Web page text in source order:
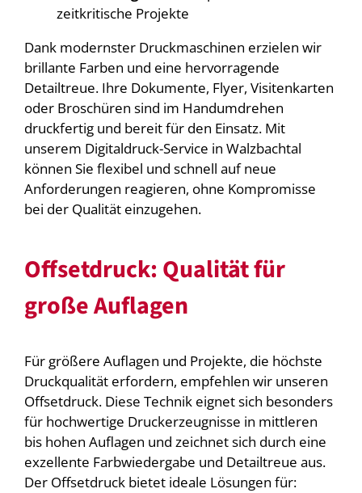
zeitkritische Projekte
Dank modernster Druckmaschinen erzielen wir
brillante Farben und eine hervorragende
Detailtreue. Ihre Dokumente, Flyer, Visitenkarten
oder Broschüren sind im Handumdrehen
druckfertig und bereit für den Einsatz. Mit
unserem Digitaldruck-Service in Walzbachtal
können Sie flexibel und schnell auf neue
Anforderungen reagieren, ohne Kompromisse
bei der Qualität einzugehen.
Offsetdruck: Qualität für
große Auflagen
Für größere Auflagen und Projekte, die höchste
Druckqualität erfordern, empfehlen wir unseren
Offsetdruck. Diese Technik eignet sich besonders
für hochwertige Druckerzeugnisse in mittleren
bis hohen Auflagen und zeichnet sich durch eine
exzellente Farbwiedergabe und Detailtreue aus.
Der Offsetdruck bietet ideale Lösungen für: